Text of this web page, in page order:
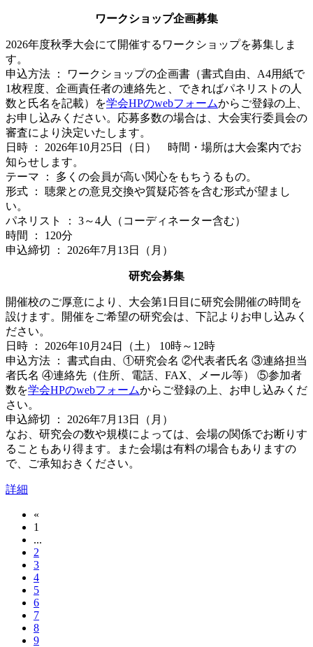
ワークショップ企画募集
2026年度秋季大会にて開催するワークショップを募集しま
す。
申込方法 ： ワークショップの企画書（書式自由、A4用紙で
1枚程度、企画責任者の連絡先と、できればパネリストの人
数と氏名を記載）を学会HPのwebフォームからご登録の上、
お申し込みください。応募多数の場合は、大会実行委員会の
審査により決定いたします。
日時 ： 2026年10月25日（日） 時間・場所は大会案内でお
知らせします。
テーマ ： 多くの会員が高い関心をもちうるもの。
形式 ： 聴衆との意見交換や質疑応答を含む形式が望まし
い。
パネリスト ： 3～4人（コーディネーター含む）
時間 ： 120分
申込締切 ： 2026年7月13日（月）
研究会募集
開催校のご厚意により、大会第1日目に研究会開催の時間を
設けます。開催をご希望の研究会は、下記よりお申し込みく
ださい。
日時 ： 2026年10月24日（土） 10時～12時
申込方法 ： 書式自由、①研究会名 ②代表者氏名 ③連絡担当
者氏名 ④連絡先（住所、電話、FAX、メール等） ⑤参加者
数を学会HPのwebフォームからご登録の上、お申し込みくだ
さい。
申込締切 ： 2026年7月13日（月）
なお、研究会の数や規模によっては、会場の関係でお断りす
ることもあり得ます。また会場は有料の場合もありますの
で、ご承知おきください。
詳細
«
1
...
2
3
4
5
6
7
8
9